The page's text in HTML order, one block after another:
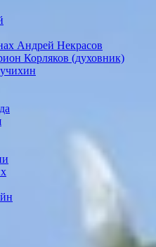
Андрей Некрасов
Корляков (духовник)